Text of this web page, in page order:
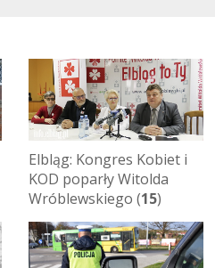
Elbląg: Kongres Kobiet i
KOD poparły Witolda
Wróblewskiego (15)